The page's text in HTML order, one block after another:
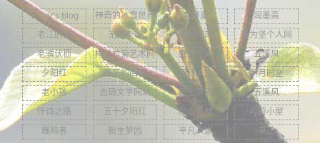
谢炳城文集
牟艳芬文集
心语文集
家家文集
趣闻轶事
Yaner's blog 神奇的冰雪世界 老顽童
润墨斋
老江的家
无限能量 雨荷网站
董为坚个人网
老骥伏枥
梅兰竹菊艺术网 野渡空间
五溪风
夕阳红
难忘的回忆 感悟人生
新月时空
老小孩
志琦文学网站 新生梦园
五溪风
仟诗之路
五十夕阳红 茴香茶林
月荷小屋
雁鸣者
新生梦园 平凡人家 秉正